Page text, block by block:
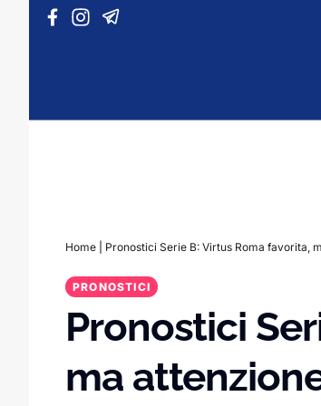
Vai al contenuto
Home Pronostici Serie B: Virtus Roma favorita,
PRONOSTICI
Pronostici
ma